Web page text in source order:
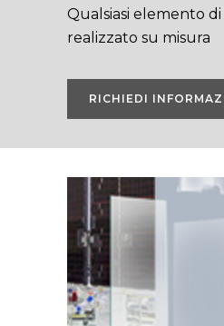
Qualsiasi elemento
realizzato su misura
RICHIEDI